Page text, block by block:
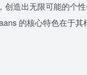
造出无限可能的个
的核心特色在于其